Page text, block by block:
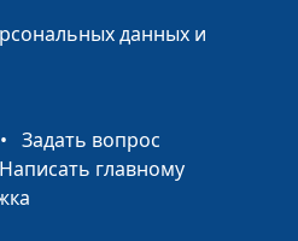
судите,
и
от Луки
Ирина
Кириченко
данных и
• Задать вопрос
Написать главному